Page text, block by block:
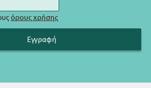
όρους χρήσης